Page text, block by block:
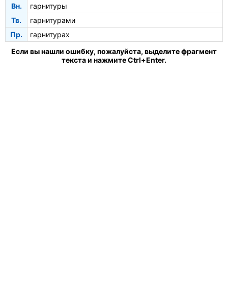
Вн.
гарнитуры
Тв.
гарнитурами
Пр.
гарнитурах
Если вы нашли ошибку, пожалуйста, выделите фрагмент
текста и нажмите Ctrl+Enter.